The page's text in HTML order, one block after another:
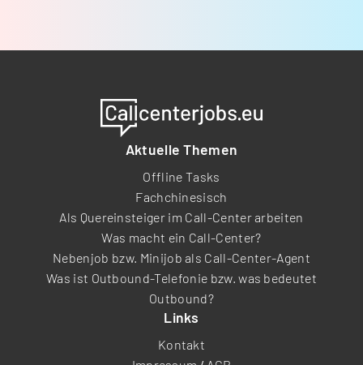
Aktuelle Themen
Offline Tasks
Fachchinesisch
Als Quereinsteiger im Call-Center arbeiten
Was macht ein Call-Center?
Nebenjob bzw. Minijob als Call-Center-Agent
Was ist Outbound-Telefonie bzw. was bedeutet
Outbound?
Links
Kontakt